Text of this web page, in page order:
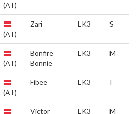
(AT)
(AT)
Zari LK3 S
(AT)
Bonfire
Bonnie
LK3 M
(AT)
Fibee LK3 I
Victor LK3 M